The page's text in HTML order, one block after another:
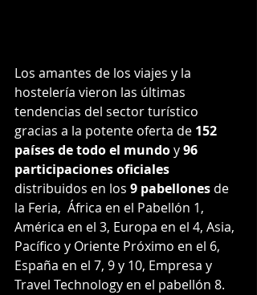
Los amantes de los viajes y la
hostelería vieron las últimas
tendencias del sector turístico
gracias a la potente oferta de 152
países de todo el mundo y 96
participaciones oficiales
distribuidos en los 9 pabellones de
la Feria,  África en el Pabellón 1,
América en el 3, Europa en el 4, Asia,
Pacífico y Oriente Próximo en el 6,
España en el 7, 9 y 10, Empresa y
Travel Technology en el pabellón 8.